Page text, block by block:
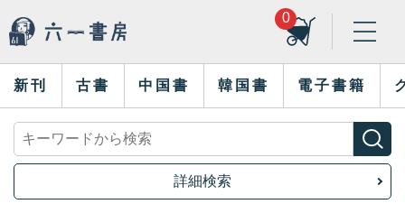
0
新刊 古書 中国書 韓国書 電子書籍
詳細検索